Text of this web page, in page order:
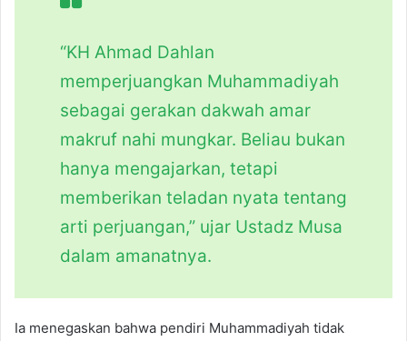
“KH Ahmad Dahlan
memperjuangkan Muhammadiyah
sebagai gerakan dakwah amar
makruf nahi mungkar. Beliau bukan
hanya mengajarkan, tetapi
memberikan teladan nyata tentang
arti perjuangan,” ujar Ustadz Musa
dalam amanatnya.
Ia menegaskan bahwa pendiri Muhammadiyah tidak